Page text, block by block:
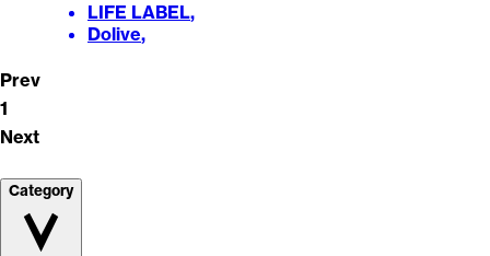
LIFE LABEL,
Dolive,
Prev
1
Next
Category